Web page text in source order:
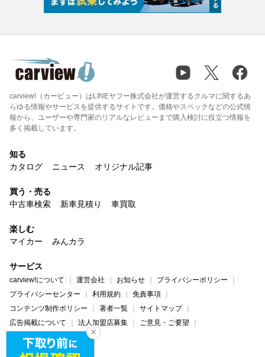
carview!（カービュー）はLINEヤフー株式会社が運営するクルマに関するあ
らゆる情報やサービスを提供するサイトです。価格やスペックなどの公式情
報から、ユーザーや専門家のリアルなレビューまで購入検討に役立つ情報を
多く掲載しています。
知る
カタログ
ニュース オリジナル記事
買う・売る
中古車検索
新車見積り 車買取
楽しむ
マイカー
みんカラ
サービス
carview!について 運営会社 お知らせ
プライバシーポリシー
プライバシーセンター
利用規約
免責事項
コンテンツ制作ポリシー
著者一覧
サイトマップ
広告掲載について
法人加盟店募集
ご意見・ご要望
ヘルプ・お問い合わせ